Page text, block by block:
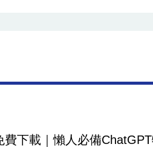
費下載｜懶人必備